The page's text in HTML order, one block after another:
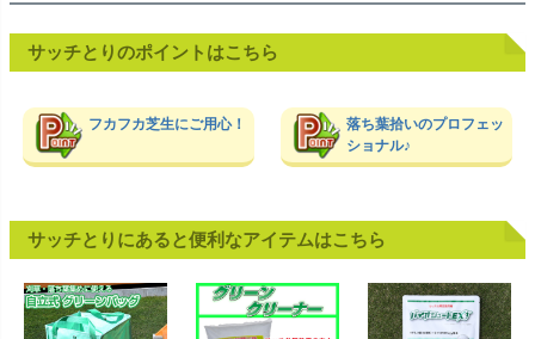
サッチとりのポイントはこちら
フカフカ芝生にご用心！
落ち葉拾いのプロフェッ
ショナル♪
サッチとりにあると便利なアイテムはこちら